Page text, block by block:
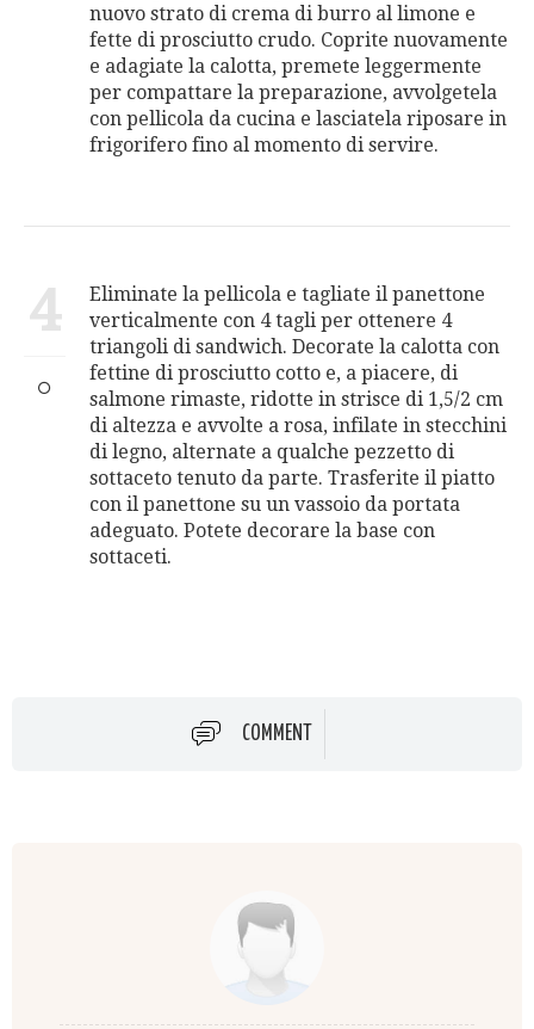
nuovo strato di crema di burro al limone e
fette di prosciutto crudo. Coprite nuovamente
e adagiate la calotta, premete leggermente
per compattare la preparazione, avvolgetela
con pellicola da cucina e lasciatela riposare in
frigorifero fino al momento di servire.
4
Eliminate la pellicola e tagliate il panettone
verticalmente con 4 tagli per ottenere 4
triangoli di sandwich. Decorate la calotta con
fettine di prosciutto cotto e, a piacere, di
salmone rimaste, ridotte in strisce di 1,5/2 cm
di altezza e avvolte a rosa, infilate in stecchini
di legno, alternate a qualche pezzetto di
sottaceto tenuto da parte. Trasferite il piatto
con il panettone su un vassoio da portata
adeguato. Potete decorare la base con
sottaceti.
COMMENT